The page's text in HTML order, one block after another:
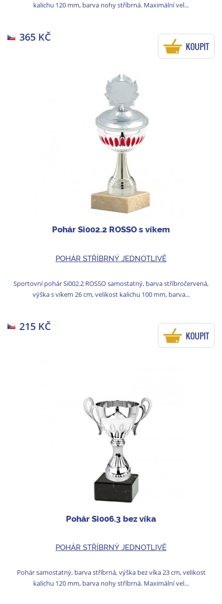
kalichu 120 mm, barva nohy stříbrná. Maximální vel...
365 KČ
KOUPIT
Pohár Si002.2 ROSSO s víkem
POHÁR STŘÍBRNÝ JEDNOTLIVĚ
Sportovní pohár Si002.2 ROSSO samostatný, barva stříbročervená,
výška s víkem 26 cm, velikost kalichu 100 mm, barva...
215 KČ
KOUPIT
Pohár Si006.3 bez víka
POHÁR STŘÍBRNÝ JEDNOTLIVĚ
Pohár samostatný, barva stříbrná, výška bez víka 23 cm, velikost
kalichu 120 mm, barva nohy stříbrná. Maximální vel...